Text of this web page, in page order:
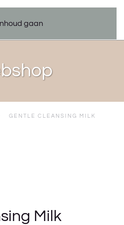
gaan
GENTLE CLEANSING MILK
Milk